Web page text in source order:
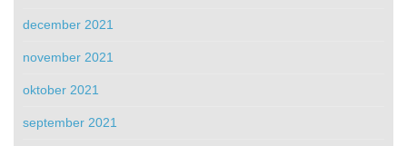
december 2021
november 2021
oktober 2021
september 2021